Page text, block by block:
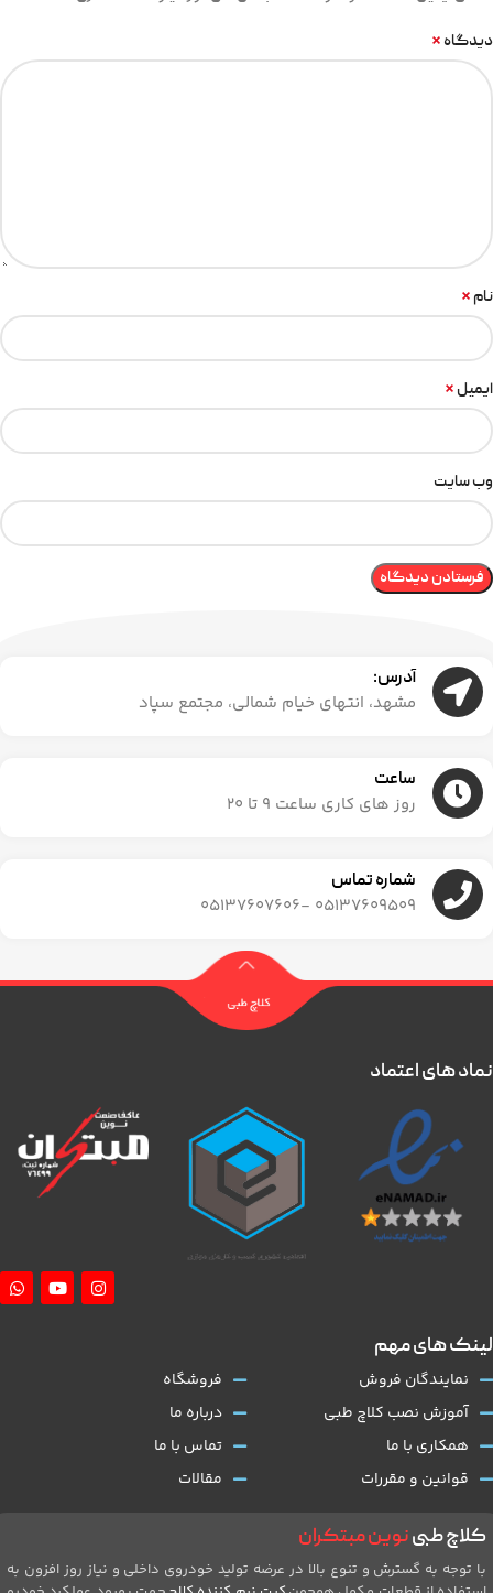
دیدگاه *
نام *
ایمیل *
وب‌ سایت
آدرس:
مشهد، انتهای خیام شمالی، مجتمع سپاد
ساعت
روز های کاری ساعت ۹ تا ۲۰
شماره تماس
05137609509 -05137607606
کلاچ طبینوین مبتکران
با توجه به گسترش و تنوع بالا در عرضه تولید خودروی داخلی و نیاز روز افزون به
لینک های مهم
نمایندگان فروش
آموزش نصب کلاچ طبی
همکاری با ما
قوانین و مقررات
فروشگاه
درباره ما
تماس با ما
مقالات
نماد های اعتماد